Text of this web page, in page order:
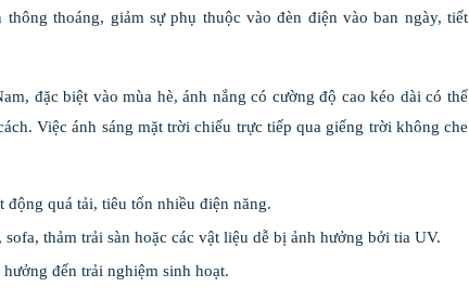
thoáng, giảm sự phụ thuộc vào đèn điện vào ban ngày, tiết
đặc biệt vào mùa hè, ánh nắng có cường độ cao kéo dài có thể
Việc ánh sáng mặt trời chiếu trực tiếp qua giếng trời không che
động quá tải, tiêu tốn nhiều điện năng.
sofa, thảm trải sàn hoặc các vật liệu dễ bị ảnh hưởng bởi tia UV.
đến trải nghiệm sinh hoạt.